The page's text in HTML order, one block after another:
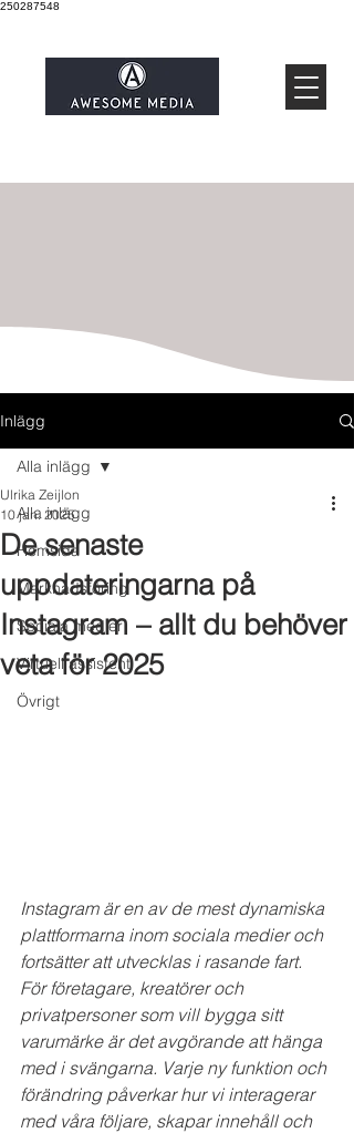
250287548
Inlägg
Alla inlägg
Hemsida
Marknadsföring
Sociala medier
Virtuell assistent
Övrigt
Alla inlägg
De senaste
uppdateringarna på
Instagram – allt du behöver
veta för 2025
Ulrika Zeijlon
10 jan. 2025
Instagram är en av de mest dynamiska
plattformarna inom sociala medier och
fortsätter att utvecklas i rasande fart.
För företagare, kreatörer och
privatpersoner som vill bygga sitt
varumärke är det avgörande att hänga
med i svängarna. Varje ny funktion och
förändring påverkar hur vi interagerar
med våra följare, skapar innehåll och